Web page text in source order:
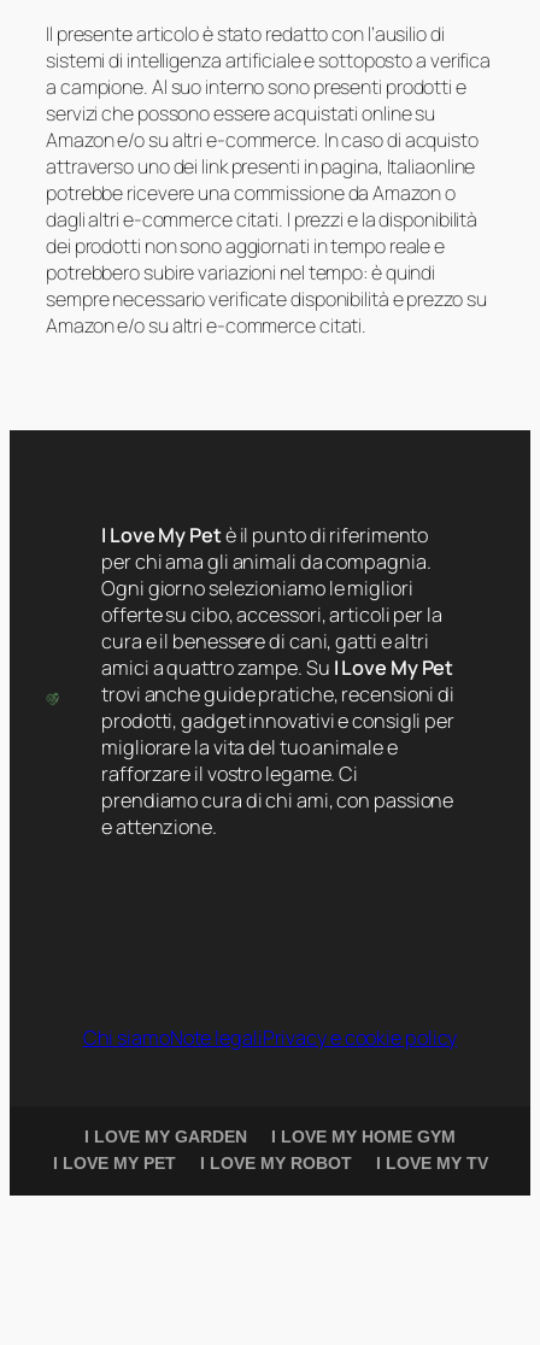
Il presente articolo è stato redatto con l’ausilio di
sistemi di intelligenza artificiale e sottoposto a verifica
a campione. Al suo interno sono presenti prodotti e
servizi che possono essere acquistati online su
Amazon e/o su altri e-commerce. In caso di acquisto
attraverso uno dei link presenti in pagina, Italiaonline
potrebbe ricevere una commissione da Amazon o
dagli altri e-commerce citati. I prezzi e la disponibilità
dei prodotti non sono aggiornati in tempo reale e
potrebbero subire variazioni nel tempo: è quindi
sempre necessario verificate disponibilità e prezzo su
Amazon e/o su altri e-commerce citati.
I Love My Petè il punto di riferimento
per chi ama gli animali da compagnia.
Ogni giorno selezioniamo le migliori
offerte su cibo, accessori, articoli per la
cura e il benessere di cani, gatti e altri
amici a quattro zampe. Su I Love My Pet
trovi anche guide pratiche, recensioni di
prodotti, gadget innovativi e consigli per
migliorare la vita del tuo animale e
rafforzare il vostro legame. Ci
prendiamo cura di chi ami, con passione
e attenzione.
Chi siamoNote legaliPrivacy e cookie policy
I LOVE MY GARDEN
I LOVE MY HOME GYM
I LOVE MY PET
I LOVE MY ROBOT I LOVE MY TV